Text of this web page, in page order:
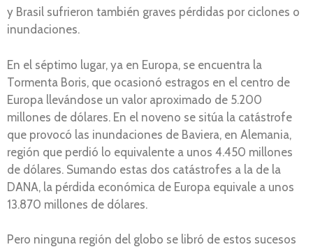
y Brasil sufrieron también graves pérdidas por ciclones o
inundaciones.
En el séptimo lugar, ya en Europa, se encuentra la
Tormenta Boris, que ocasionó estragos en el centro de
Europa llevándose un valor aproximado de 5.200
millones de dólares. En el noveno se sitúa la catástrofe
que provocó las inundaciones de Baviera, en Alemania,
región que perdió lo equivalente a unos 4.450 millones
de dólares. Sumando estas dos catástrofes a la de la
DANA, la pérdida económica de Europa equivale a unos
13.870 millones de dólares.
Pero ninguna región del globo se libró de estos sucesos